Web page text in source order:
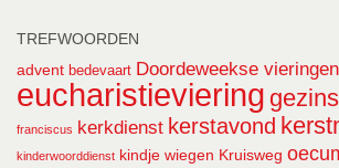
TREFWOORDEN
advent bedevaart Doordeweekse vieringen
eucharistieviering
franciscus kerkdienst kerstavond
kinderwoorddienst kindje wiegen Kruisweg